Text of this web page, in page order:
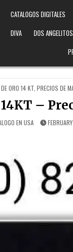
CATALOGOS DIGITALES
DIVA DOS ANGELITOS
DE ORO 14 KT ,PRECIOS DE
–
EN USA